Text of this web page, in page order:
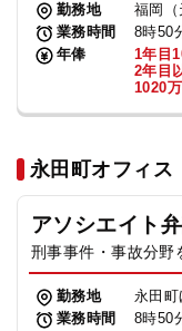
勤務地
福岡（
業務時間
8時50
年俸
1年目
2年目
1020万
永田町オフィス
アソシエイト
刑事事件・事故分野
勤務地
永田町
業務時間
8時50